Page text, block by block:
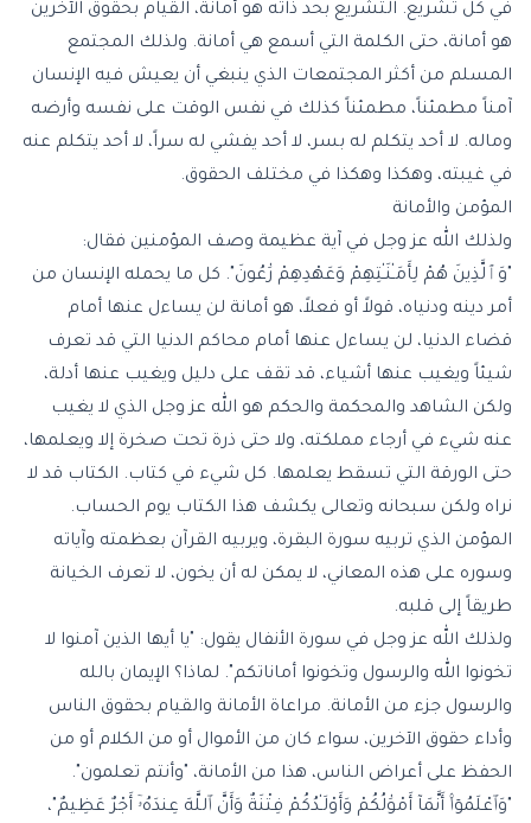
في كل تشريع. التشريع بحد ذاته هو أمانة، القيام بحقوق الآخرين
هو أمانة، حتى الكلمة التي أسمع هي أمانة. ولذلك المجتمع
المسلم من أكثر المجتمعات الذي ينبغي أن يعيش فيه الإنسان
آمناً مطمئناً، مطمئناً كذلك في نفس الوقت على نفسه وأرضه
وماله. لا أحد يتكلم له بسر، لا أحد يفشي له سراً، لا أحد يتكلم عنه
في غيبته، وهكذا وهكذا في مختلف الحقوق.
المؤمن والأمانة
ولذلك الله عز وجل في آية عظيمة وصف المؤمنين فقال:
"وَٱلَّذِينَ هُمْ لِأَمَـٰنَـٰتِهِمْ وَعَهْدِهِمْ رَٰعُونَ". كل ما يحمله الإنسان من
أمر دينه ودنياه، قولاً أو فعلاً، هو أمانة لن يساءل عنها أمام
قضاء الدنيا، لن يساءل عنها أمام محاكم الدنيا التي قد تعرف
شيئاً ويغيب عنها أشياء، قد تقف على دليل ويغيب عنها أدلة،
ولكن الشاهد والمحكمة والحكم هو الله عز وجل الذي لا يغيب
عنه شيء في أرجاء مملكته، ولا حتى ذرة تحت صخرة إلا ويعلمها،
حتى الورقة التي تسقط يعلمها. كل شيء في كتاب. الكتاب قد لا
نراه ولكن سبحانه وتعالى يكشف هذا الكتاب يوم الحساب.
المؤمن الذي تربيه سورة البقرة، ويربيه القرآن بعظمته وآياته
وسوره على هذه المعاني، لا يمكن له أن يخون، لا تعرف الخيانة
طريقاً إلى قلبه.
ولذلك الله عز وجل في سورة الأنفال يقول: "يا أيها الذين آمنوا لا
تخونوا الله والرسول وتخونوا أماناتكم". لماذا؟ الإيمان بالله
والرسول جزء من الأمانة. مراعاة الأمانة والقيام بحقوق الناس
وأداء حقوق الآخرين، سواء كان من الأموال أو من الكلام أو من
الحفظ على أعراض الناس، هذا من الأمانة، "وأنتم تعلمون".
"وَٱعْلَمُوٓا۟ أَنَّمَآ أَمْوَٰلُكُمْ وَأَوْلَـٰدُكُمْ فِتْنَةٌ وَأَنَّ ٱللَّهَ عِندَهُۥٓ أَجْرٌ عَظِيمٌ"،